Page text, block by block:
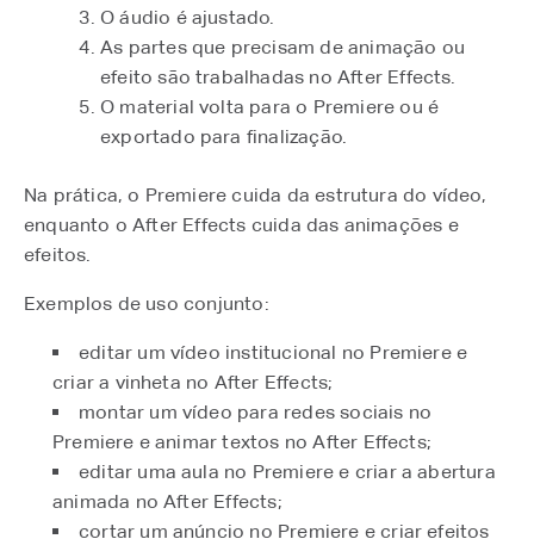
O áudio é ajustado.
As partes que precisam de animação ou
efeito são trabalhadas no After Effects.
O material volta para o Premiere ou é
exportado para finalização.
Na prática, o Premiere cuida da estrutura do vídeo,
enquanto o After Effects cuida das animações e
efeitos.
Exemplos de uso conjunto:
editar um vídeo institucional no Premiere e
criar a vinheta no After Effects;
montar um vídeo para redes sociais no
Premiere e animar textos no After Effects;
editar uma aula no Premiere e criar a abertura
animada no After Effects;
cortar um anúncio no Premiere e criar efeitos